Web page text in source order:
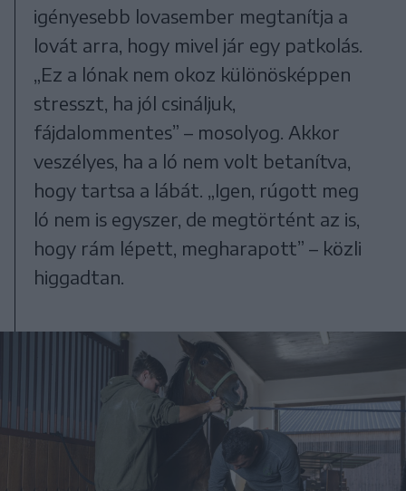
igényesebb lovasember megtanítja a
lovát arra, hogy mivel jár egy patkolás.
„Ez a lónak nem okoz különösképpen
stresszt, ha jól csináljuk,
fájdalommentes” – mosolyog. Akkor
veszélyes, ha a ló nem volt betanítva,
hogy tartsa a lábát. „Igen, rúgott meg
ló nem is egyszer, de megtörtént az is,
hogy rám lépett, megharapott” – közli
higgadtan.